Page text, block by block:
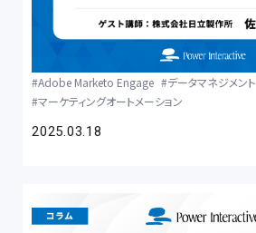
Adobe Marketo Engage
データマネジメント
マーケティングオートメーション
2025.03.18